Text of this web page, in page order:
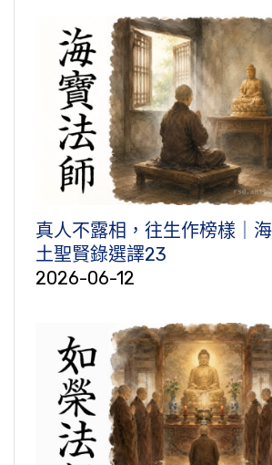
真人不露相，往生作榜樣｜
土聖賢錄選譯23
2026-06-12